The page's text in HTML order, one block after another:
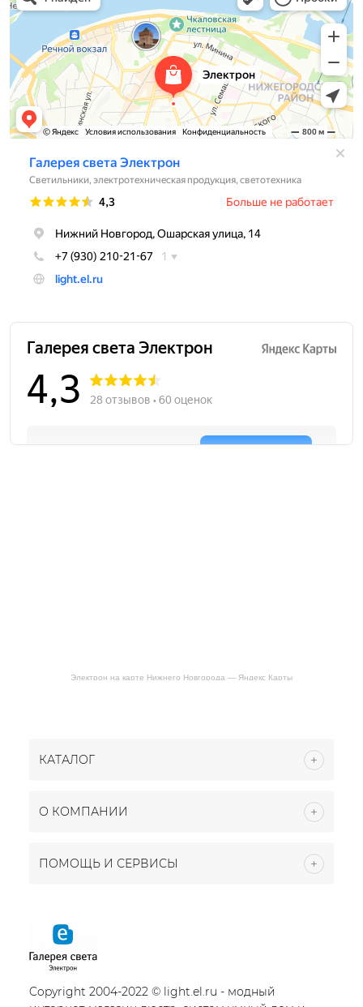
Электротехническая продукция в Нижнем Новгороде
Электрон на карте Нижнего Новгорода — Яндекс Карты
КАТАЛОГ
О КОМПАНИИ
ПОМОЩЬ И СЕРВИСЫ
Copyright 2004-2022 © light.el.ru - модный